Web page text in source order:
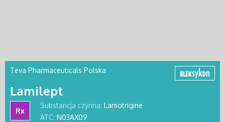
Teva Pharmaceuticals Polska
Lamilept
Substancja czynna: Lamotrigine
ATC: N03AX09
Rx